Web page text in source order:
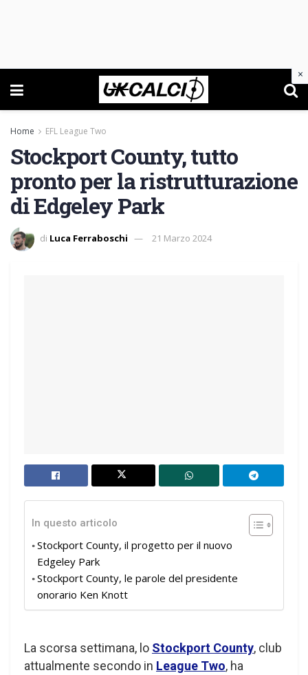
Home EFL League Two
Stockport County, tutto
pronto per la ristrutturazione
di Edgeley Park
di Luca Ferraboschi 21 Marzo 2024
In questo articolo
Stockport County, il progetto per il nuovo
Edgeley Park
Stockport County, le parole del presidente
onorario Ken Knott
La scorsa settimana, lo Stockport County, club
attualmente secondo in League Two, ha
×